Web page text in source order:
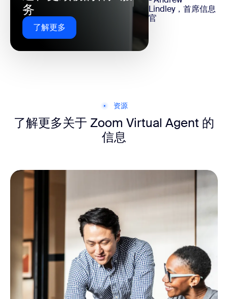
务
了解更多
Lindley，首席信息
官
资源
了解更多关于 Zoom Virtual Agent 的
信息